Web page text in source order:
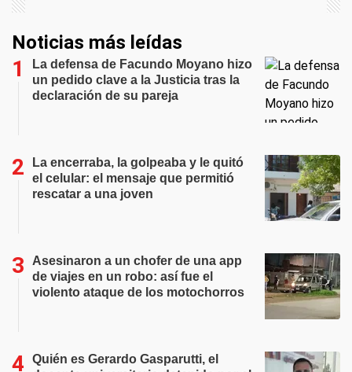
Noticias más leídas
La defensa de Facundo Moyano hizo
un pedido clave a la Justicia tras la
declaración de su pareja
La encerraba, la golpeaba y le quitó
el celular: el mensaje que permitió
rescatar a una joven
Asesinaron a un chofer de una app
de viajes en un robo: así fue el
violento ataque de los motochorros
Quién es Gerardo Gasparutti, el